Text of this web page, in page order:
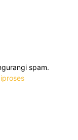
spam.